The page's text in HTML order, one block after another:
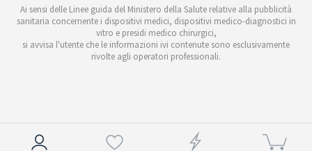
Ai sensi delle Linee guida del Ministero della Salute relative alla pubblicità
sanitaria concernente i dispositivi medici, dispositivi medico-diagnostici in
vitro e presidi medico chirurgici,
si avvisa l'utente che le informazioni ivi contenute sono esclusivamente
rivolte agli operatori professionali.